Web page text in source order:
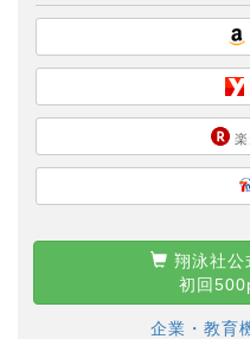
翔泳社公
初回
企業・教育